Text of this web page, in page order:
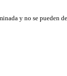
y no se pueden